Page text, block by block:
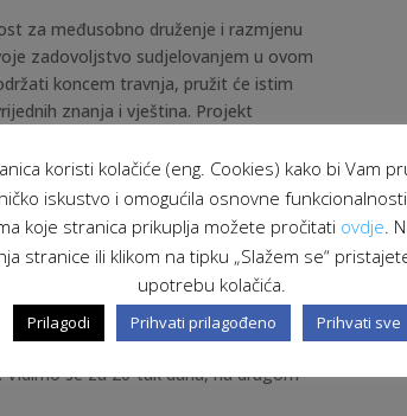
za međusobno druženje i razmjenu
zadovoljstvo sudjelovanjem u ovom
koncem travnja, pružit će istim
znanja i vještina. Projekt
Europske unije kroz Europski
Projekt traje ukupno 16 mjeseci,
brojne aktivnosti.
aktivno sudjelovanje žena
obukom
se za 20-tak dana, na drugom
koristi kolačiće (eng. Cookies) kako bi Vam
iskustvo i omogućila osnovne
koje stranica prikuplja možete pročitati ovdje.
stranice ili klikom na tipku „Slažem se“
upotrebu kolačića.
Prilagodi Prihvati prilagođeno Prihvati sve